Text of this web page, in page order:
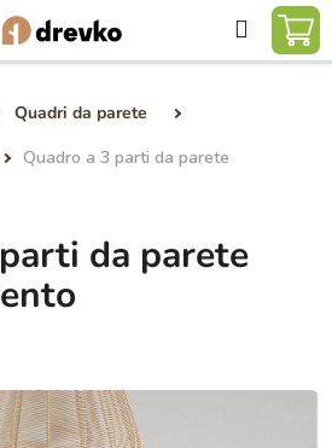
Ricerca
Quadri da parete
Quadro a 3 parti da parete
da parete